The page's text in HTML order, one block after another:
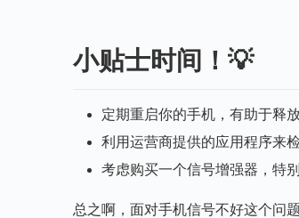
小贴士时间！💡
定期重启你的手机，有助于释
利用运营商提供的应用程序来
考虑购买一个信号增强器，特
总之啊，面对手机信号不好这个问